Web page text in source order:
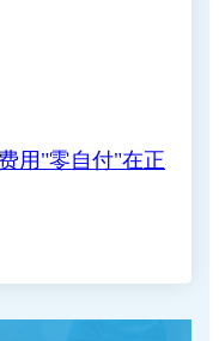
目价格的公示
托老服务项目价
--7月4日专家
方案上线
用"零自付"在正
实开展防范非